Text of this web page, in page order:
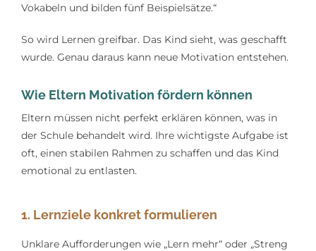
Vokabeln und bilden fünf Beispielsätze.“
So wird Lernen greifbar. Das Kind sieht, was geschafft
wurde. Genau daraus kann neue Motivation entstehen.
Wie Eltern Motivation fördern können
Eltern müssen nicht perfekt erklären können, was in
der Schule behandelt wird. Ihre wichtigste Aufgabe ist
oft, einen stabilen Rahmen zu schaffen und das Kind
emotional zu entlasten.
1. Lernziele konkret formulieren
Unklare Aufforderungen wie „Lern mehr“ oder „Streng